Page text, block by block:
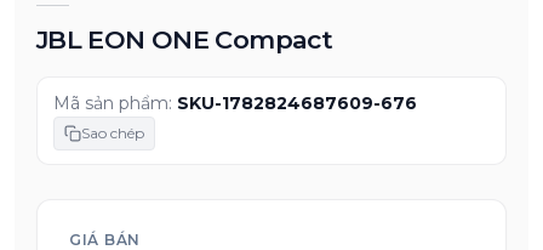
JBL EON ONE Compact
Mã sản phẩm: SKU-1782824687609-676
Sao chép
GIÁ BÁN